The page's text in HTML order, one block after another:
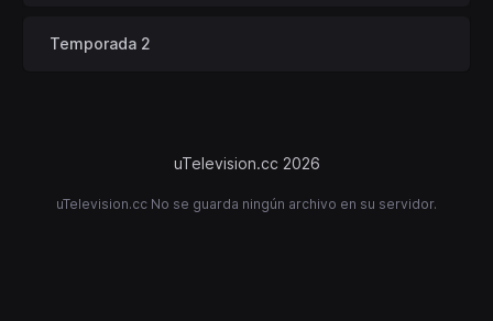
Temporada 2
uTelevision.cc 2026
uTelevision.cc No se guarda ningún archivo en su servidor.